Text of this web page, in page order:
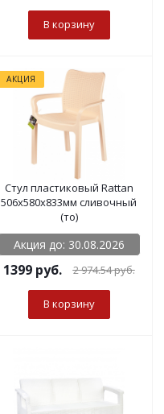
В корзину
АКЦИЯ
Стул пластиковый Rattan
506х580х833мм сливочный
(то)
Акция до: 30.08.2026
1399 руб. 2 974.54руб.
В корзину